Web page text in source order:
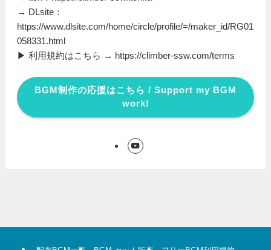
→ DLsite：
https://www.dlsite.com/home/circle/profile/=/maker_id/RG01
058331.html
▶ 利用規約はこちら → https://climber-ssw.com/terms
BGM制作の応援はこちら / Support my BGM
work!